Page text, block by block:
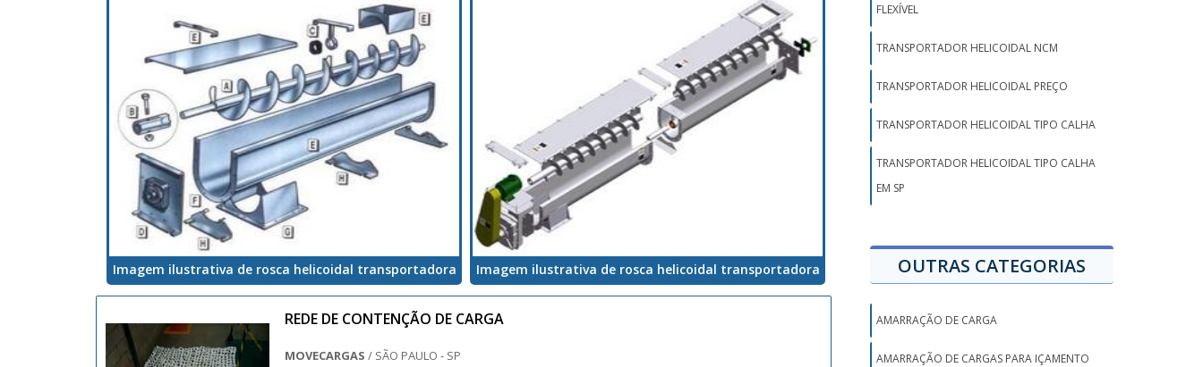
Imagem ilustrativa de rosca helicoidal transportadora Imagem ilustrativa de rosca helicoidal transportadora
REDE DE CONTENÇÃO DE CARGA
MOVECARGAS / SÃO PAULO - SP
FLEXÍVEL
TRANSPORTADOR HELICOIDAL NCM
TRANSPORTADOR HELICOIDAL PREÇO
TRANSPORTADOR HELICOIDAL TIPO CALHA
TRANSPORTADOR HELICOIDAL TIPO CALHA
EM SP
OUTRAS CATEGORIAS
AMARRAÇÃO DE CARGA
AMARRAÇÃO DE CARGAS PARA IÇAMENTO